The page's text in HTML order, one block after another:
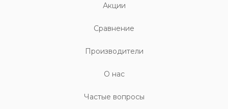
Акции
Cравнение
Производители
О нас
Частые вопросы